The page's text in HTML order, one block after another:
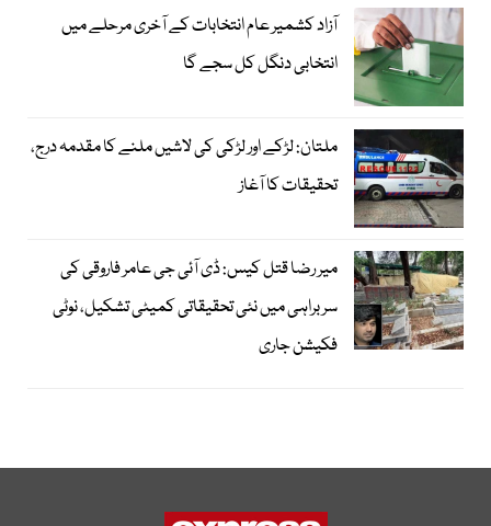
آزاد کشمیر عام انتخابات کے آخری مرحلے میں
انتخابی دنگل کل سجے گا
ملتان: لڑکے اور لڑکی کی لاشیں ملنے کا مقدمہ درج،
تحقیقات کا آغاز
میر رضا قتل کیس: ڈی آئی جی عامر فاروقی کی
سربراہی میں نئی تحقیقاتی کمیٹی تشکیل، نوٹی
فکیشن جاری